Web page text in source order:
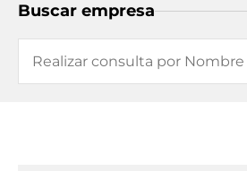
Buscar empresa